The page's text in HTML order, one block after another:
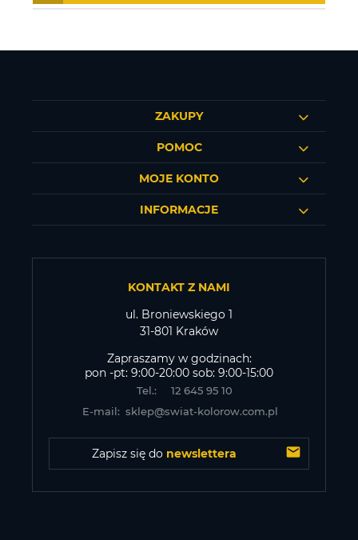
ZAKUPY
POMOC
MOJE KONTO
INFORMACJE
KONTAKT Z NAMI
ul. Broniewskiego 1
31-801 Kraków
Zapraszamy w godzinach:
pon -pt: 9:00-20:00 sob: 9:00-15:00
Tel.:
12 645 95 10
E-mail: sklep@swiat-kolorow.com.pl
Zapisz się do newslettera